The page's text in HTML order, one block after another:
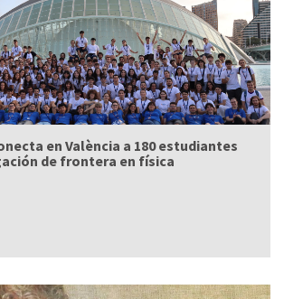
en València a 180 estudiantes
de frontera en física